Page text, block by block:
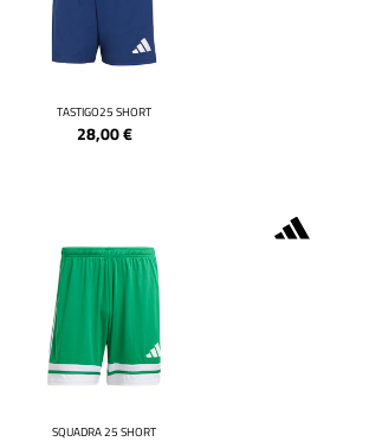
TASTIGO25 SHORT
28,00€
SQUADRA 25 SHORT